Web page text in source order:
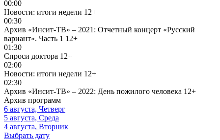
00:00
Новости: итоги недели 12+
00:30
Архив «Инсит-ТВ» – 2021: Отчетный концерт «Русский
вариант». Часть 1 12+
01:30
Спроси доктора 12+
02:00
Новости: итоги недели 12+
02:30
Архив «Инсит-ТВ» – 2022: День пожилого человека 12+
Архив программ
6 августа, Четверг
5 августа, Среда
4 августа, Вторник
Выбрать дату